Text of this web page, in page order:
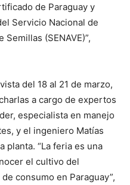
de Paraguay y
Servicio Nacional de
(SENAVE)”,
del 18 al 21 de marzo,
a cargo de expertos
especialista en manejo
y el ingeniero Matías
planta. “La feria es una
el cultivo del
consumo en Paraguay”,